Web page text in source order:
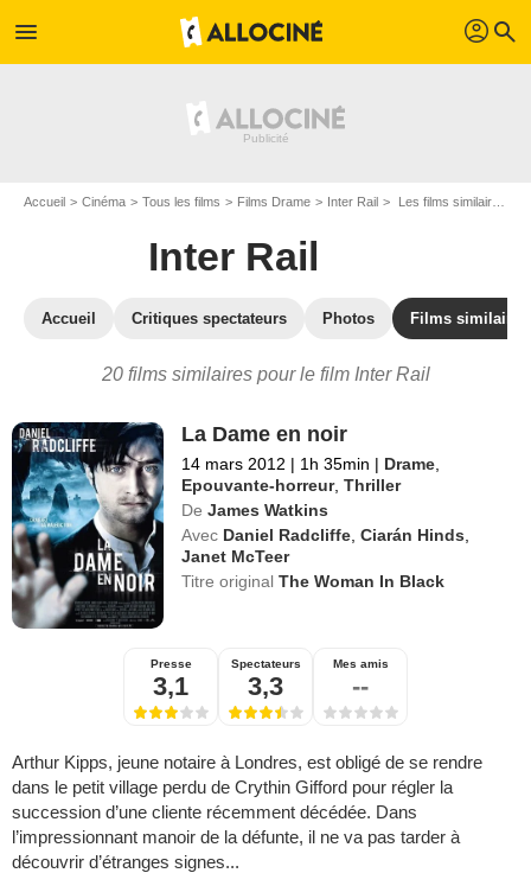
menu profil search
Accueil Cinéma Tous les films Films Drame Inter Rail Les films similaires à "Inter Rail"
Inter Rail
Accueil Critiques spectateurs Photos Films similaires
20 films similaires pour le film Inter Rail
La Dame en noir
14 mars 2012 | 1h 35min | Drame
Epouvante-horreur,Thriller
De James Watkins
Avec Daniel Radcliffe ,Ciarán Hinds
Janet McTeer
Titre originalThe Woman In Black
Presse
3,1
Spectateurs
3,3
Mes amis
--
Arthur Kipps, jeune notaire à Londres, est obligé de se rendre
dans le petit village perdu de Crythin Gifford pour régler la
succession d’une cliente récemment décédée. Dans
l’impressionnant manoir de la défunte, il ne va pas tarder à
découvrir d’étranges signes...